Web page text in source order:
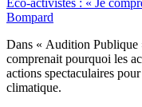
Eco-activistes : « Je
Bompard
Dans « Audition Publique
comprenait pourquoi les
actions spectaculaires
climatique.